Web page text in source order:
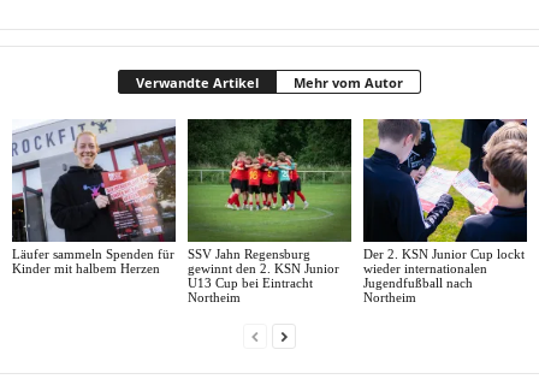
Verwandte Artikel Mehr vom Autor
Läufer sammeln Spenden für
Kinder mit halbem Herzen
SSV Jahn Regensburg
gewinnt den 2. KSN Junior
U13 Cup bei Eintracht
Northeim
Der 2. KSN Junior Cup lockt
wieder internationalen
Jugendfußball nach
Northeim